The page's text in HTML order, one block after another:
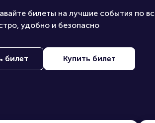
билеты на лучшие события по
удобно и безопасно
билет Купить билет